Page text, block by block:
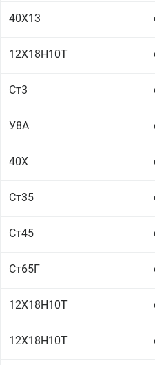
40Х13
12Х18Н10Т
Ст3
У8А
40Х
Ст35
Ст45
Ст65Г
12Х18Н10Т
12Х18Н10Т